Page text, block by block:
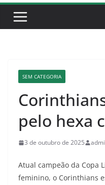
SEM CATEGORIA
pelo hexa
3 de outubro de 2025
Atual campeão da Copa
feminino, o Corinthians